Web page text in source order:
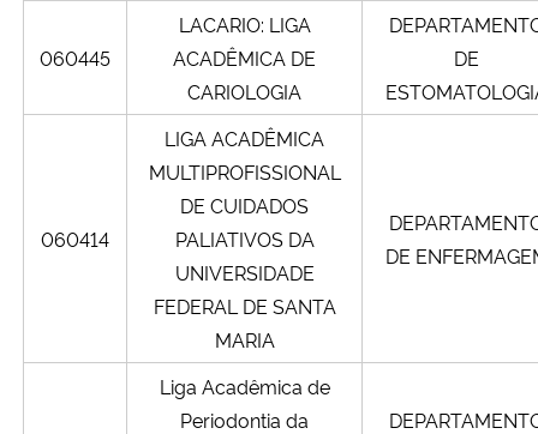
060445
LACARIO: LIGA
ACADÊMICA DE
CARIOLOGIA
DE
060414
LIGA ACADÊMICA
MULTIPROFISSIONAL
DE CUIDADOS
PALIATIVOS DA
UNIVERSIDADE
FEDERAL DE SANTA
MARIA
DE
Liga Acadêmica de
Periodontia da